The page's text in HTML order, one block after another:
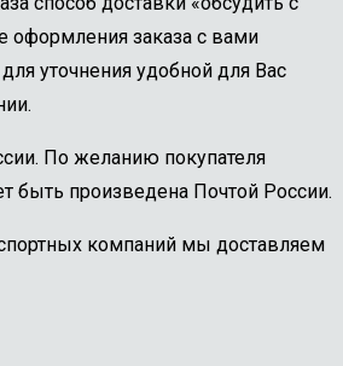
заказа с вами
уточнения удобной для Вас
По желанию покупателя
быть произведена Почтой России.
компаний мы доставляем